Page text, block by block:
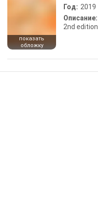
показать
обложку
Год: 2019
Описание:
2nd edition